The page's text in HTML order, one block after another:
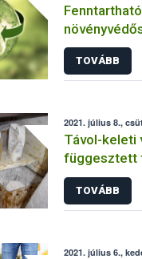
tendenciák
TOVÁBB
2021. július 8.,
Távol-keleti
függesztett
Nébih
TOVÁBB
2021. július 6.,